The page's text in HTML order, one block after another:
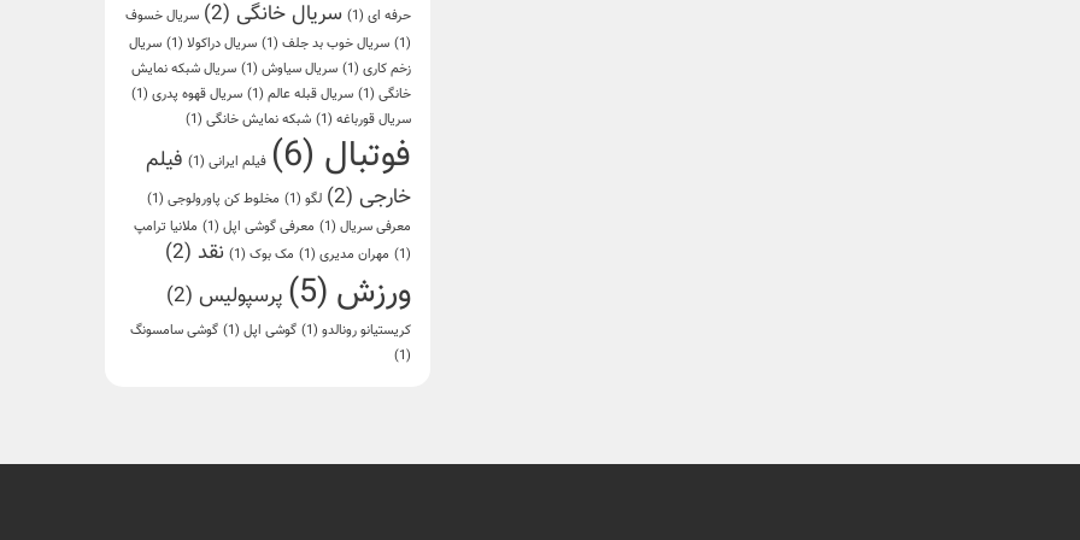
حرفه ای (1) سریال خانگی (2)
سریال خسوف
(1)
سریال خوب بد جلف (1) سریال دراکولا (1)
سریال
زخم کاری (1) سریال سیاوش (1)
سریال شبکه نمایش
خانگی (1) سریال قبله عالم (1) سریال قهوه پدری (1)
سریال قورباغه (1) شبکه نمایش خانگی (1)
فوتبال (6) فیلم ایرانی (1)
فیلم
خارجی (2) لگو (1) مخلوط کن پاورولوجی (1)
معرفی سریال (1) معرفی گوشی اپل (1)
ملانیا ترامپ
(1)
مهران مدیری (1) مک بوک (1) نقد (2)
ورزش (5) پرسپولیس (2)
کریستیانو رونالدو (1) گوشی اپل (1)
گوشی سامسونگ
(1)